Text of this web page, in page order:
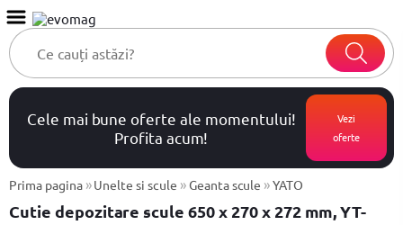
Cele mai bune oferte ale momentului!
Profita acum!
Vezi
oferte
Prima pagina »Unelte si scule »Geanta scule »YATO
Cutie depozitare scule 650 x 270 x 272 mm, YT-